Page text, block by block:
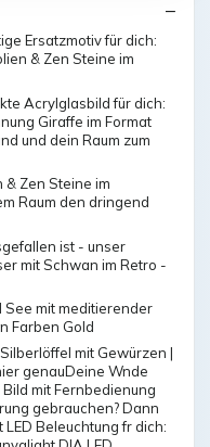
Ersatzmotiv für dich:
& Zen Steine im
Acrylglasbild für dich:
Giraffe im Format
und dein Raum zum
Zen Steine im
Raum den dringend
ist - unser
mit Schwan im Retro -
See mit meditierender
Farben Gold
mit Gewürzen |
genauDeine Wnde
mit Fernbedienung
gebrauchen? Dann
Beleuchtung fr dich: